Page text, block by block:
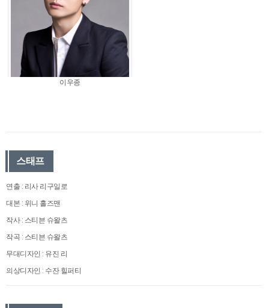
이우종
스태프
연출 : 리사 리구일로
대본 : 위니 홀즈맨
작사 : 스티븐 슈왈츠
작곡 : 스티븐 슈왈츠
무대디자인 : 유진 리
의상디자인 : 수잔 힐퍼티